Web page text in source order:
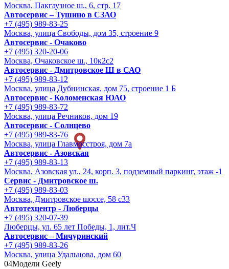
Москва, Пакгаузное ш., 6, стр. 17
Автосервис – Тушино в СЗАО
+7 (495) 989-83-25
Москва, улица Свободы, дом 35, строение 9
Автосервис - Очаково
+7 (495) 320-20-06
Москва, Очаковское ш., 10к2с2
Автосервис - Дмитровское Ш в САО
+7 (495) 989-83-12
Москва, улица Дубнинская, дом 75, строение 1 Б
Автосервис - Коломенская ЮАО
+7 (495) 989-83-72
Москва, улица Речников, дом 19
Автосервис - Солнцево
+7 (495) 989-83-76
Москва, улица Главмосстроя, дом 7а
Автосервис - Азовская
+7 (495) 989-83-13
Москва, Азовская ул., 24, корп. 3, подземный паркинг, этаж -1
Сервис - Дмитровское ш.
+7 (495) 989-83-03
Москва, Дмитровское шоссе, 58 с33
Автотехцентр - Люберцы
+7 (495) 320-07-39
Люберцы, ул. 65 лет Победы, 1, лит.Ч
Автосервис – Мичуринский
+7 (495) 989-83-26
Москва, улица Удальцова, дом 60
04Модели Geely